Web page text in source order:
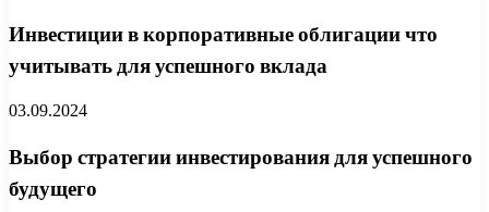
Инвестиции в корпоративные облигации что
учитывать для успешного вклада
03.09.2024
Выбор стратегии инвестирования для успешного
будущего